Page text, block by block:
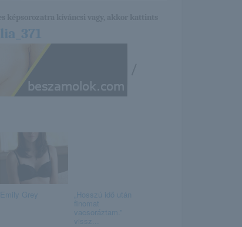
Emily Grey „Hosszú idő után
finomat
vacsoráztam.”
vissz...